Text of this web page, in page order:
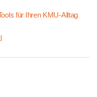
für Ihren KMU-Alltag